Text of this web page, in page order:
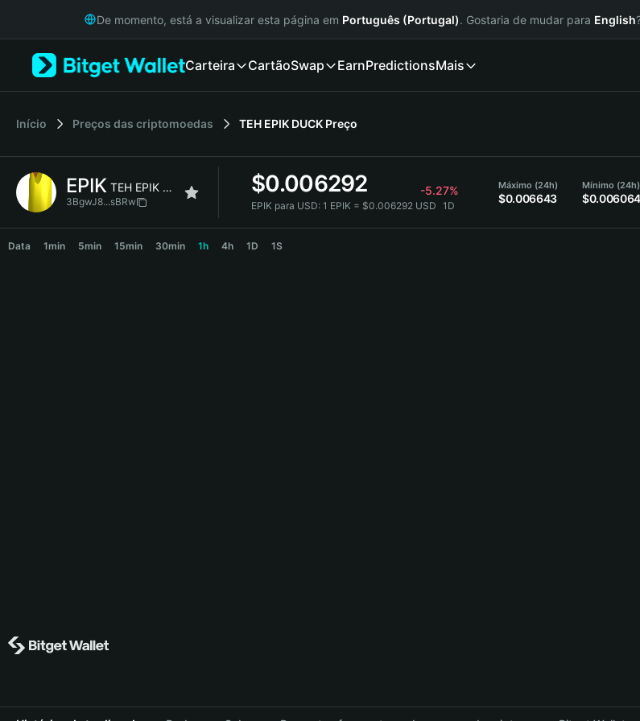
Русский
Italiano
简体中文
繁體中文
Bahasa Indonesia
De momento, está a visualizar esta página em Português (Portugal). Gostaria de mudar para English
Carteira CartãoSwap EarnPredictionsMais
Início Preços das criptomoedas TEH EPIK DUCK Preço
EPIK TEH EPIK DUCK
3BgwJ8...sBRw
$0.006292 -5.27%
EPIK para USD: 1 EPIK = $0.006292 USD 1D
Máximo (24h)
$0.006643
Mínimo (24h)
$0.006064
Data 1min 5min 15min 30min 1h 4h 1D 1S